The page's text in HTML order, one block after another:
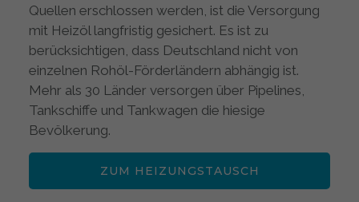
Quellen erschlossen werden, ist die Versorgung
mit Heizöl langfristig gesichert. Es ist zu
berücksichtigen, dass Deutschland nicht von
einzelnen Rohöl-Förderländern abhängig ist.
Mehr als 30 Länder versorgen über Pipelines,
Tankschiffe und Tankwagen die hiesige
Bevölkerung.
ZUM HEIZUNGSTAUSCH